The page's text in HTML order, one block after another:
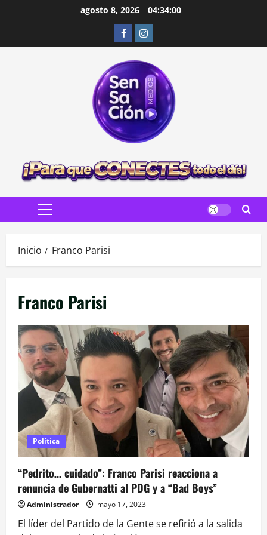
agosto 8, 2026 04:34:02
FacebookInstagram
Menú
Inicio Franco Parisi
Franco Parisi
Política
“Pedrito… cuidado”: Franco Parisi reacciona a
renuncia de Gubernatti al PDG y a “Bad Boys”
Administrador mayo 17, 2023
El líder del Partido de la Gente se refirió a la salida